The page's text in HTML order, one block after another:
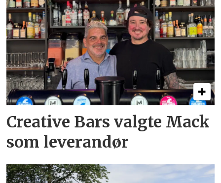
Creative Bars valgte Mack
som leverandør